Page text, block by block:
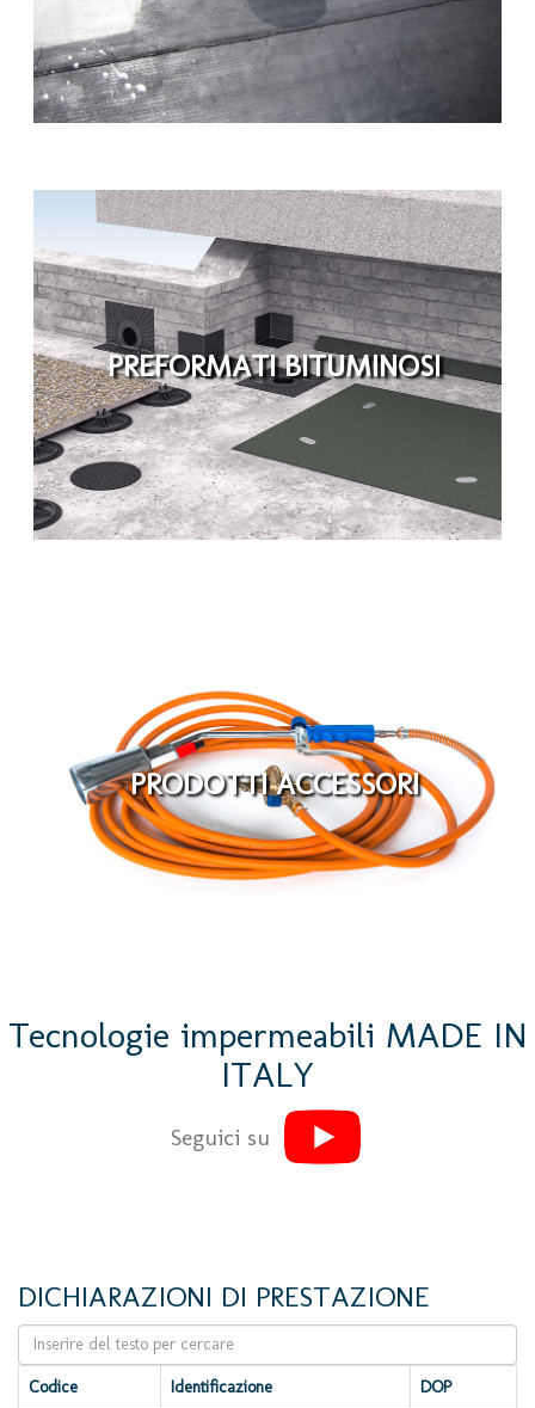
PREFORMATI BITUMINOSI
PRODOTTI ACCESSORI
Tecnologie impermeabili MADE IN
ITALY
Seguici su
DICHIARAZIONI DI PRESTAZIONE
Codice Identificazione DOP